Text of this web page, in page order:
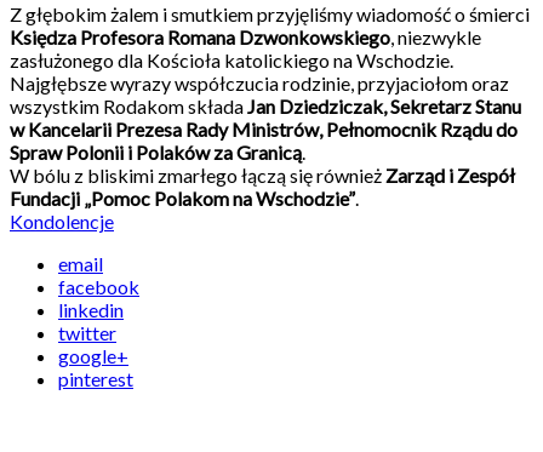
Z głębokim żalem i smutkiem przyjęliśmy wiadomość o śmierci
Księdza Profesora Romana Dzwonkowskiego, niezwykle
zasłużonego dla Kościoła katolickiego na Wschodzie.
Najgłębsze wyrazy współczucia rodzinie, przyjaciołom oraz
wszystkim Rodakom składaJan Dziedziczak, Sekretarz Stanu
w Kancelarii Prezesa Rady Ministrów, Pełnomocnik Rządu do
Spraw Polonii i Polaków za Granicą.
W bólu z bliskimi zmarłego łączą się równieżZarząd i Zespół
Fundacji „Pomoc Polakom na Wschodzie”.
Kondolencje
email
facebook
linkedin
twitter
google+
pinterest